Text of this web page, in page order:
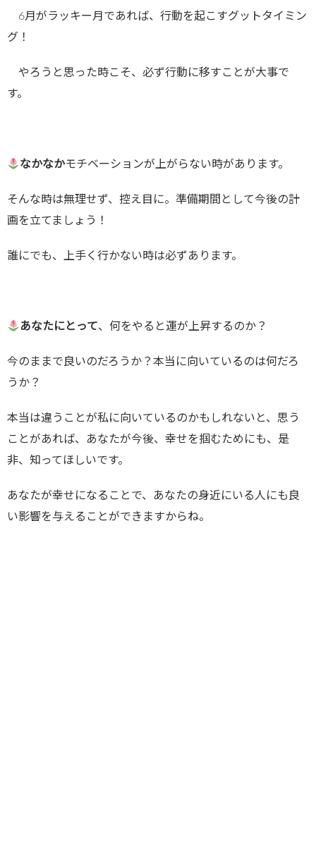
6月がラッキー月であれば、行動を起こすグットタイミン
グ！
やろうと思った時こそ、必ず行動に移すことが大事で
す。
なかなかモチベーションが上がらない時があります。
そんな時は無理せず、控え目に。準備期間として今後の計
画を立てましょう！
誰にでも、上手く行かない時は必ずあります。
あなたにとって、何をやると運が上昇するのか？
今のままで良いのだろうか？本当に向いているのは何だろ
うか？
本当は違うことが私に向いているのかもしれないと、思う
ことがあれば、あなたが今後、幸せを掴むためにも、是
非、知ってほしいです。
あなたが幸せになることで、あなたの身近にいる人にも良
い影響を与えることができますからね。